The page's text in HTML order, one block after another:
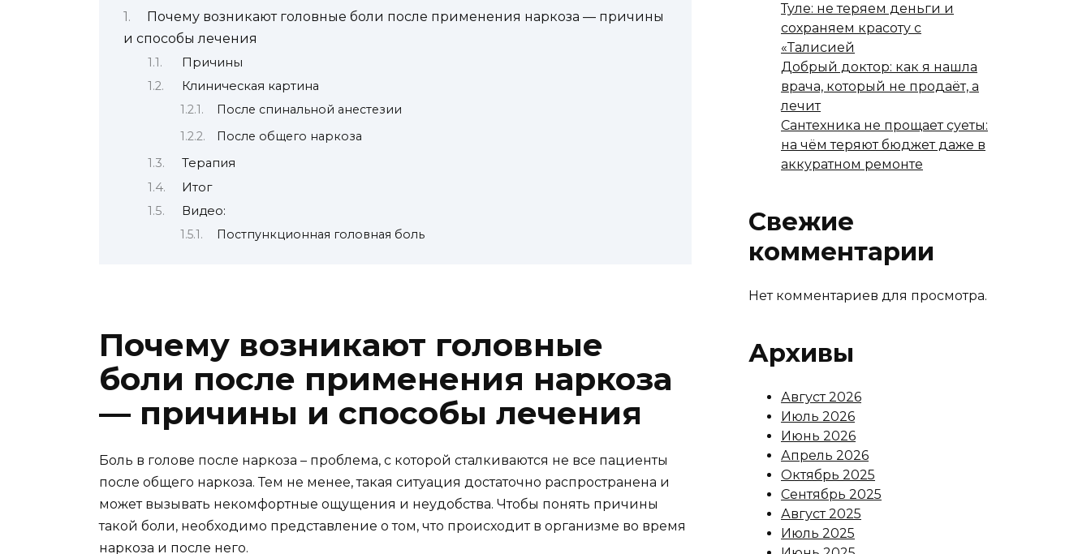
Почему возникают головные боли после применения наркоза — причины
и способы лечения
Причины
Клиническая картина
После спинальной анестезии
После общего наркоза
Терапия
Итог
Видео:
Постпункционная головная боль
Почему возникают головные
боли после применения наркоза
— причины и способы лечения
Боль в голове после наркоза – проблема, с которой сталкиваются не все пациенты
после общего наркоза. Тем не менее, такая ситуация достаточно распространена и
может вызывать некомфортные ощущения и неудобства. Чтобы понять причины
такой боли, необходимо представление о том, что происходит в организме во время
наркоза и после него.
Туле: не теряем деньги и
сохраняем красоту с
«Талисией
Добрый доктор: как я нашла
врача, который не продаёт, а
лечит
Сантехника не прощает суеты:
на чём теряют бюджет даже в
аккуратном ремонте
Свежие
комментарии
Нет комментариев для просмотра.
Архивы
Август 2026
Июль 2026
Июнь 2026
Апрель 2026
Октябрь 2025
Сентябрь 2025
Август 2025
Июль 2025